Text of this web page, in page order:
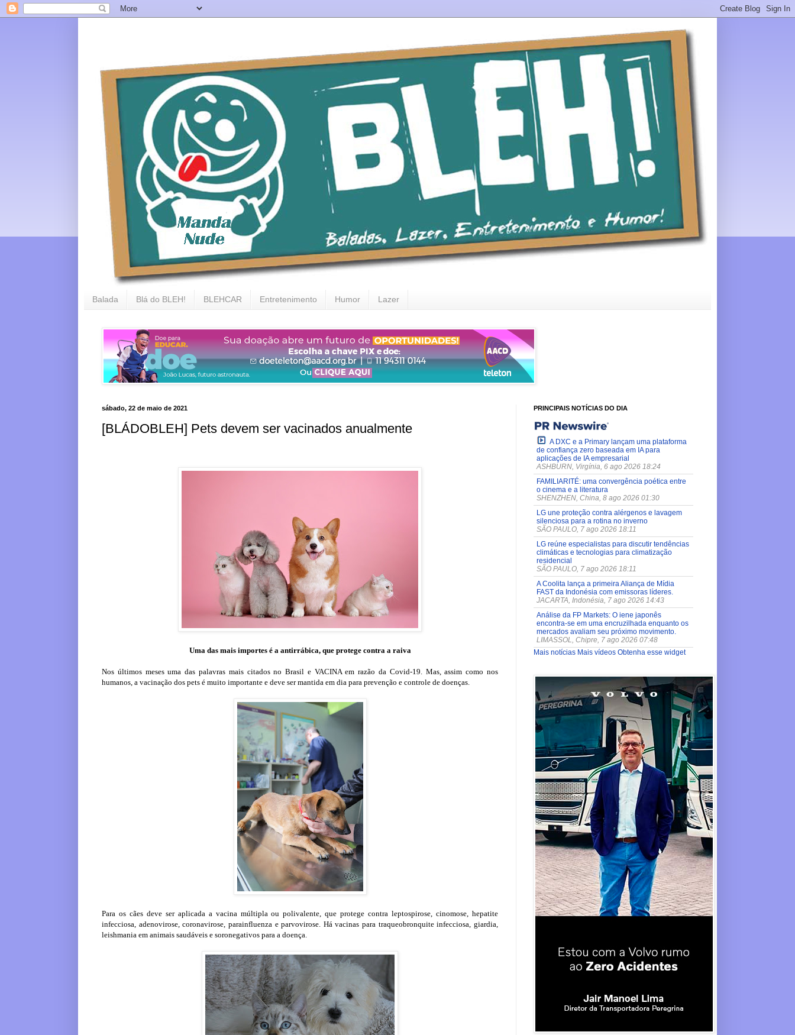
Balada Blá do BLEH! BLEHCAR Entretenimento Humor Lazer
sábado, 22 de maio de 2021
[BLÁDOBLEH] Pets devem ser vacinados anualmente
Uma das mais importes é a antirrábica, que protege contra a raiva
Nos últimos meses uma das palavras mais citados no Brasil e VACINA em razão da Covid-19. Mas, assim como nos
humanos, a vacinação dos pets é muito importante e deve ser mantida em dia para prevenção e controle de doenças.
Para os cães deve ser aplicada a vacina múltipla ou polivalente, que protege contra leptospirose, cinomose, hepatite
infecciosa, adenovirose, coronavirose, parainfluenza e parvovirose. Há vacinas para traqueobronquite infecciosa, giardia,
leishmania em animais saudáveis e soronegativos para a doença.
PRINCIPAIS NOTÍCIAS DO DIA
A DXC e a Primary lançam uma plataforma
de confiança zero baseada em IA para
aplicações de IA empresarial
ASHBURN, Virgínia, 6 ago 2026 18:24
FAMILIARITÉ: uma convergência poética entre
o cinema e a literatura
SHENZHEN, China, 8 ago 2026 01:30
LG une proteção contra alérgenos e lavagem
silenciosa para a rotina no inverno
SÃO PAULO, 7 ago 2026 18:11
LG reúne especialistas para discutir tendências
climáticas e tecnologias para climatização
residencial
SÃO PAULO, 7 ago 2026 18:11
A Coolita lança a primeira Aliança de Mídia
FAST da Indonésia com emissoras líderes.
JACARTA, Indonésia, 7 ago 2026 14:43
Análise da FP Markets: O iene japonês
encontra-se em uma encruzilhada enquanto os
mercados avaliam seu próximo movimento.
LIMASSOL, Chipre, 7 ago 2026 07:48
Mais notícias Mais vídeos Obtenha esse widget